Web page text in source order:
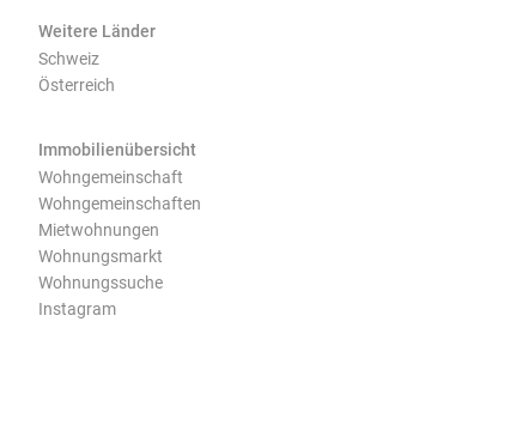
Weitere Länder
Schweiz
Österreich
Immobilienübersicht
Wohngemeinschaft
Wohngemeinschaften
Mietwohnungen
Wohnungsmarkt
Wohnungssuche
Instagram